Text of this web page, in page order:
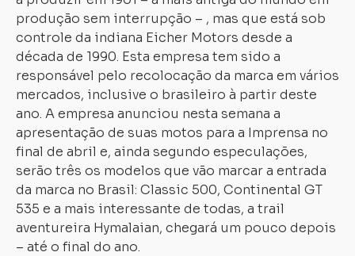
produção sem interrupção – , mas que está sob
controle da indiana Eicher Motors desde a
década de 1990. Esta empresa tem sido a
responsável pelo recolocação da marca em vários
mercados, inclusive o brasileiro à partir deste
ano. A empresa anunciou nesta semana a
apresentação de suas motos para a Imprensa no
final de abril e, ainda segundo especulações,
serão três os modelos que vão marcar a entrada
da marca no Brasil: Classic 500, Continental GT
535 e a mais interessante de todas, a trail
aventureira Hymalaian, chegará um pouco depois
– até o final do ano.